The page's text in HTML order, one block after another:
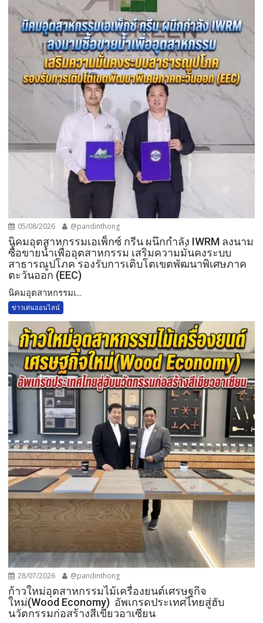
05/08/2026 @pandinthong
​นิคมอุตสาหกรรมเอเพ็กซ์ กรีน ผนึกกำลัง IWRM ลงนาม
ซื้อขายน้ำเพื่ออุตสาหกรรม เสริมความมั่นคงระบบ
สาธารณูปโภค รองรับการเติบโตเขตพัฒนาพิเศษภาค
ตะวันออก (EEC)
​นิคมอุตสาหกรรมเ...
ข่าวเด่นออนไลน์
28/07/2026 @pandinthong
ก้าวใหม่อุตสาหกรรมไม้เครื่องยนต์เศรษฐกิจ
ใหม่(Wood Economy) อัพเกรดประเทศไทยสู่ฮับ
นวัตกรรมก่อสร้างสีเขียวอาเซียน